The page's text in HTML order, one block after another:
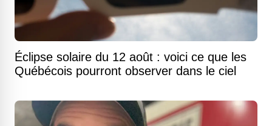
Éclipse solaire du 12 août : voici ce que les
Québécois pourront observer dans le ciel